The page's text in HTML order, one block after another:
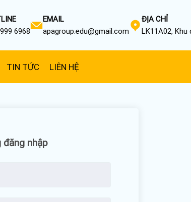
6968
EMAIL
apagroup.edu@gmail.com
ĐỊA CHỈ
LK11A02,
TIN TỨC LIÊN HỆ
đăng nhập